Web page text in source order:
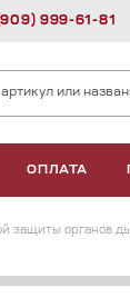
ОПЛАТА
999-61-81
защиты органов